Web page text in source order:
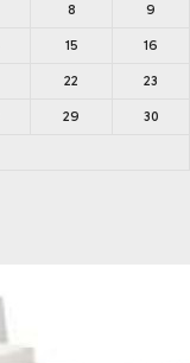
8 9
15 16
22 23
29 30